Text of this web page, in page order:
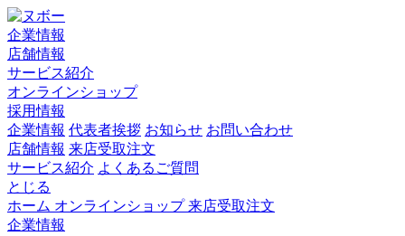
企業情報
店舗情報
サービス紹介
オンラインショップ
採用情報
企業情報 代表者挨拶 お知らせ お問い合わせ
店舗情報 来店受取注文
サービス紹介 よくあるご質問
とじる
ホーム オンラインショップ来店受取注文
企業情報